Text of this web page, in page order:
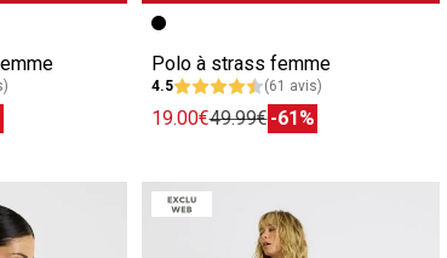
Image précédente
Image suivante
Polo à strass femme
4.5 (61 avis)
19.00€49.99€-61%